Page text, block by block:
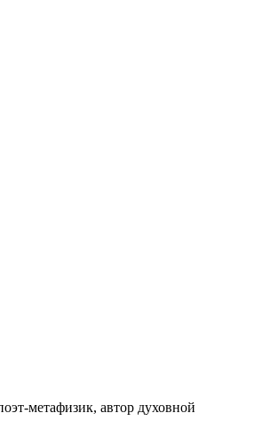
метафизик, автор духовной